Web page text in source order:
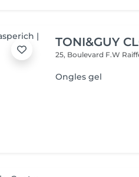
TONI&GUY
25, Boulevard F.W
Ongles gel